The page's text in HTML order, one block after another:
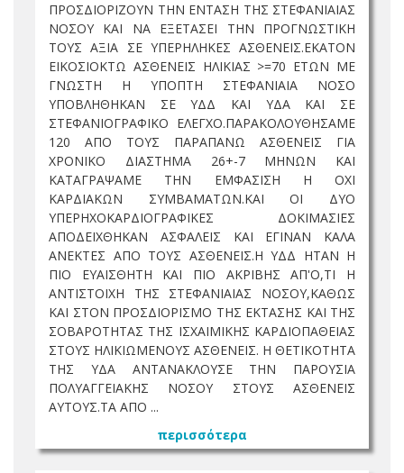
ΠΡΟΣΔΙΟΡΙΖΟΥΝ ΤΗΝ ΕΝΤΑΣΗ ΤΗΣ ΣΤΕΦΑΝΙΑΙΑΣ
ΝΟΣΟΥ ΚΑΙ ΝΑ ΕΞΕΤΑΣΕΙ ΤΗΝ ΠΡΟΓΝΩΣΤΙΚΗ
ΤΟΥΣ ΑΞΙΑ ΣΕ ΥΠΕΡΗΛΗΚΕΣ ΑΣΘΕΝΕΙΣ.ΕΚΑΤΟΝ
ΕΙΚΟΣΙΟΚΤΩ ΑΣΘΕΝΕΙΣ ΗΛΙΚΙΑΣ >=70 ΕΤΩΝ ΜΕ
ΓΝΩΣΤΗ Η ΥΠΟΠΤΗ ΣΤΕΦΑΝΙΑΙΑ ΝΟΣΟ
ΥΠΟΒΛΗΘΗΚΑΝ ΣΕ ΥΔΔ ΚΑΙ ΥΔΑ ΚΑΙ ΣΕ
ΣΤΕΦΑΝΙΟΓΡΑΦΙΚΟ ΕΛΕΓΧΟ.ΠΑΡΑΚΟΛΟΥΘΗΣΑΜΕ
120 ΑΠΟ ΤΟΥΣ ΠΑΡΑΠΑΝΩ ΑΣΘΕΝΕΙΣ ΓΙΑ
ΧΡΟΝΙΚΟ ΔΙΑΣΤΗΜΑ 26+-7 ΜΗΝΩΝ ΚΑΙ
ΚΑΤΑΓΡΑΨΑΜΕ ΤΗΝ ΕΜΦΑΣΙΣΗ Η ΟΧΙ
ΚΑΡΔΙΑΚΩΝ ΣΥΜΒΑΜΑΤΩΝ.ΚΑΙ ΟΙ ΔΥΟ
ΥΠΕΡΗΧΟΚΑΡΔΙΟΓΡΑΦΙΚΕΣ ΔΟΚΙΜΑΣΙΕΣ
ΑΠΟΔΕΙΧΘΗΚΑΝ ΑΣΦΑΛΕΙΣ ΚΑΙ ΕΓΙΝΑΝ ΚΑΛΑ
ΑΝΕΚΤΕΣ ΑΠΟ ΤΟΥΣ ΑΣΘΕΝΕΙΣ.Η ΥΔΔ ΗΤΑΝ Η
ΠΙΟ ΕΥΑΙΣΘΗΤΗ ΚΑΙ ΠΙΟ ΑΚΡΙΒΗΣ ΑΠ'Ο,ΤΙ Η
ΑΝΤΙΣΤΟΙΧΗ ΤΗΣ ΣΤΕΦΑΝΙΑΙΑΣ ΝΟΣΟΥ,ΚΑΘΩΣ
ΚΑΙ ΣΤΟΝ ΠΡΟΣΔΙΟΡΙΣΜΟ ΤΗΣ ΕΚΤΑΣΗΣ ΚΑΙ ΤΗΣ
ΣΟΒΑΡΟΤΗΤΑΣ ΤΗΣ ΙΣΧΑΙΜΙΚΗΣ ΚΑΡΔΙΟΠΑΘΕΙΑΣ
ΣΤΟΥΣ ΗΛΙΚΙΩΜΕΝΟΥΣ ΑΣΘΕΝΕΙΣ. Η ΘΕΤΙΚΟΤΗΤΑ
ΤΗΣ ΥΔΑ ΑΝΤΑΝΑΚΛΟΥΣΕ ΤΗΝ ΠΑΡΟΥΣΙΑ
ΠΟΛΥΑΓΓΕΙΑΚΗΣ ΝΟΣΟΥ ΣΤΟΥΣ ΑΣΘΕΝΕΙΣ
ΑΥΤΟΥΣ.ΤΑ ΑΠΟ ...
περισσότερα